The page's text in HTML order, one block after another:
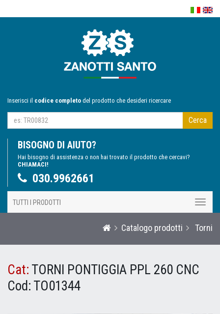
Inserisci il codice completo del prodotto che desideri ricercare
Cerca
BISOGNO DI AIUTO?
Hai bisogno di assistenza o non hai trovato il prodotto che cercavi?
CHIAMACI!
030.9962661
TUTTI I PRODOTTI
Catalogo prodotti Torni
Cat: TORNI PONTIGGIA PPL 260 CNC
Cod: TO01344